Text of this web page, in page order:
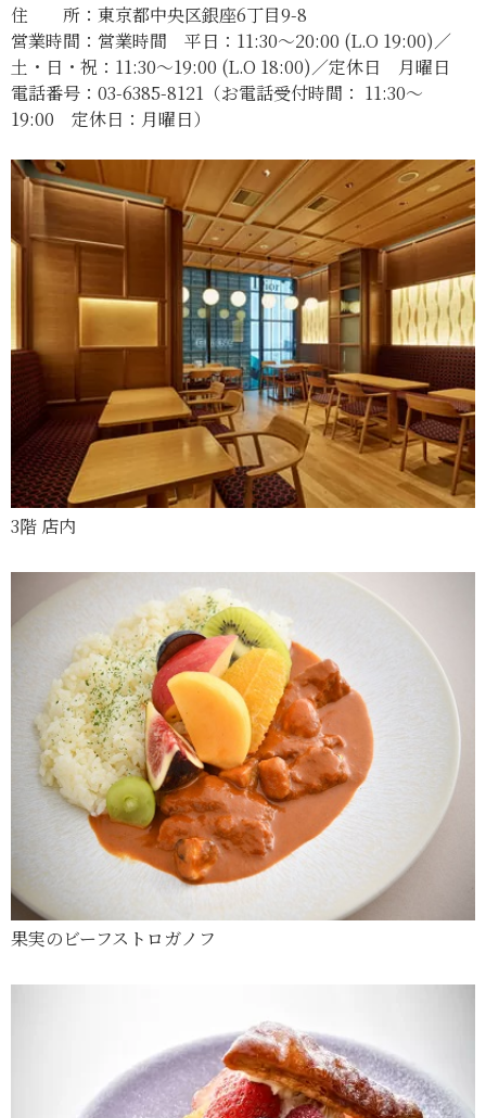
住 所：東京都中央区銀座6丁目9-8
営業時間：営業時間 平日：11:30～20:00 (L.O 19:00)／
土・日・祝：11:30～19:00 (L.O 18:00)／定休日 月曜日
電話番号：03-6385-8121（お電話受付時間： 11:30～
19:00 定休日：月曜日）
3階 店内
果実のビーフストロガノフ